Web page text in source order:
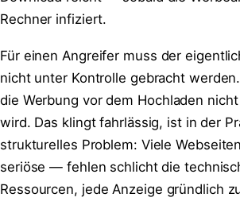
Rechner infiziert.
Für einen Angreifer muss der
nicht unter Kontrolle gebracht
die Werbung vor dem Hochladen
wird. Das klingt fahrlässig, ist in der
strukturelles Problem: Viele
seriöse — fehlen schlicht die
Ressourcen, jede Anzeige gründlich